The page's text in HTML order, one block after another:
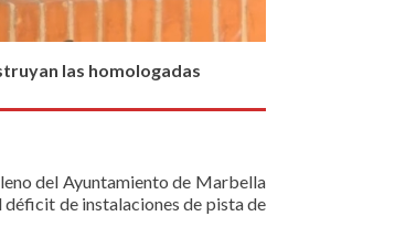
las homologadas
del Ayuntamiento de Marbella
déficit de instalaciones de pista de